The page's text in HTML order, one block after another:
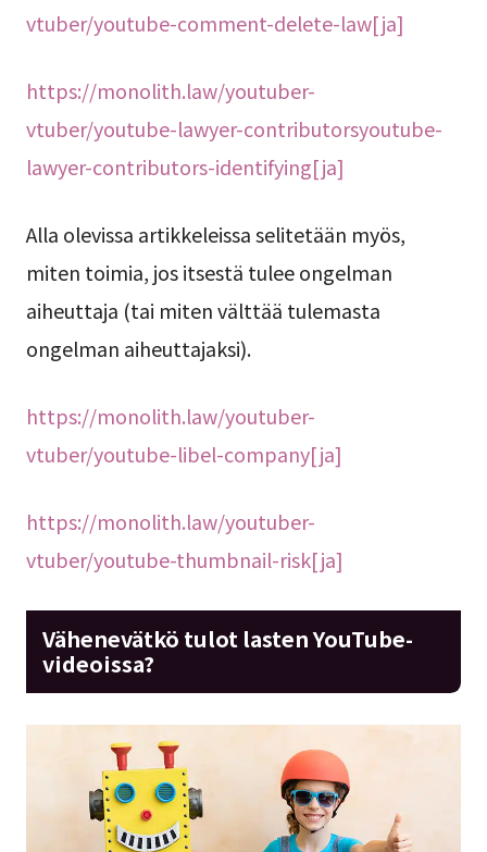
vtuber/youtube-comment-delete-law[ja]
https://monolith.law/youtuber-
vtuber/youtube-lawyer-contributorsyoutube-
lawyer-contributors-identifying[ja]
Alla olevissa artikkeleissa selitetään myös,
miten toimia, jos itsestä tulee ongelman
aiheuttaja (tai miten välttää tulemasta
ongelman aiheuttajaksi).
https://monolith.law/youtuber-
vtuber/youtube-libel-company[ja]
https://monolith.law/youtuber-
vtuber/youtube-thumbnail-risk[ja]
Vähenevätkö tulot lasten YouTube-
videoissa?